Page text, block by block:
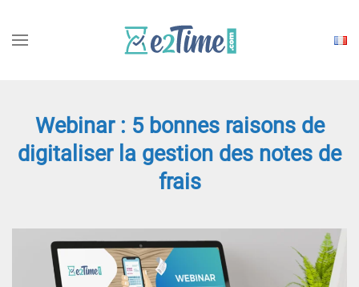
une
Webinar : 5 bonnes raisons de
digitaliser la gestion des notes de
frais